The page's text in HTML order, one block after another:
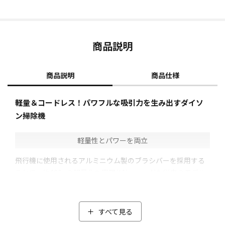
商品説明
商品説明 商品仕様
軽量＆コードレス！パワフルな吸引力を生み出すダイソ
ン掃除機
軽量性とパワーを両立
飛行機に使用されるアルミニウム製のブラシバーを採用する
ナイロンフェルトが大きなゴミを捉え、同時にカーボンファ
イバーブラシが微細なホコリを取り除き、ごみを吸引しま
すべて見る